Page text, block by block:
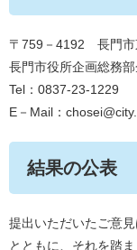
〒759－4192 長門市
長門市役所企画総務
Tel：0837‐23‐1229
E－Mail：
結果の公表
提出いただいたご意
とともに、それを踏